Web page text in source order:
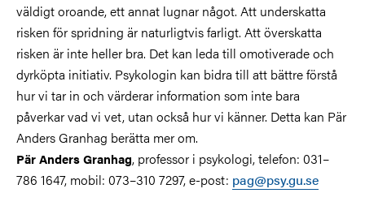
väldigt oroande, ett annat lugnar något. Att underskatta
risken för spridning är naturligtvis farligt. Att överskatta
risken är inte heller bra. Det kan leda till omotiverade och
dyrköpta initiativ. Psykologin kan bidra till att bättre förstå
hur vi tar in och värderar information som inte bara
påverkar vad vi vet, utan också hur vi känner. Detta kan Pär
Anders Granhag berätta mer om.
Pär Anders Granhag, professor i psykologi, telefon: 031–
786 1647, mobil: 073–310 7297, e-post: pag@psy.gu.se